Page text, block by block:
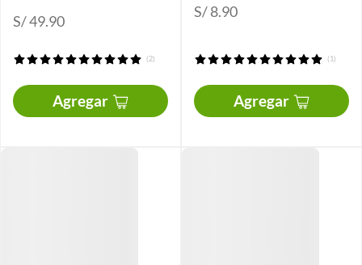
S/ 49.90
(2)
Agregar
S/ 8.90
(1)
Agregar